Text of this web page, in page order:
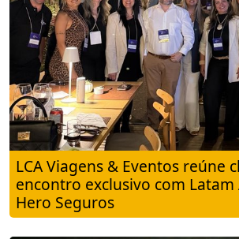
LCA Viagens & Eventos reúne
encontro exclusivo com Latam
Hero Seguros